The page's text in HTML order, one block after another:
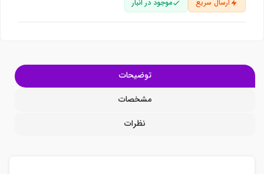
ارسال سریع موجود در انبار
توضیحات
مشخصات
نظرات